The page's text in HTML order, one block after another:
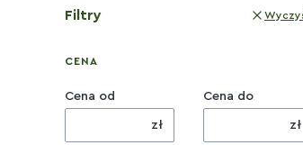
Filtry
CENA
Cena od
zł
Cena do
zł